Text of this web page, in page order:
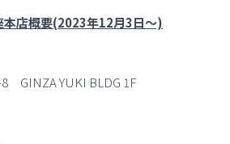
店概要(2023年12月3日〜)
GINZA YUKI BLDG 1F